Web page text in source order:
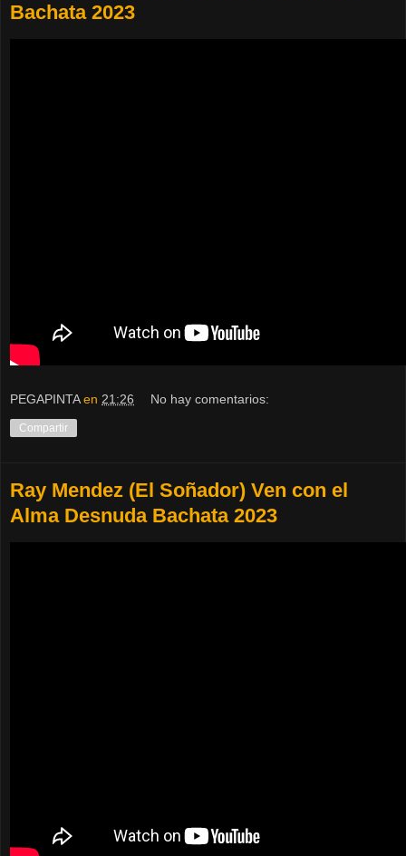
Bachata 2023
PEGAPINTA en 21:26 No hay comentarios:
Compartir
Ray Mendez (El Soñador) Ven con el
Alma Desnuda Bachata 2023